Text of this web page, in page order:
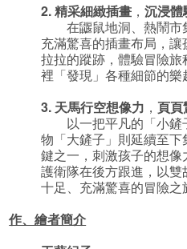
2.精采細緻插畫 ，沉浸體
在鼴鼠地洞、熱鬧市
充滿驚喜的插畫布局，
拉拉的蹤跡，體驗冒險
裡「發現」各種細節的樂
3. 天馬行空想像力 ，頁頁
以一把平凡的「小鏟
物「大鏟子」則延續至
鍵之一，刺激孩子的想
護衛隊在後方跟進，以
十足、充滿驚喜的冒險之
作、繪者簡介